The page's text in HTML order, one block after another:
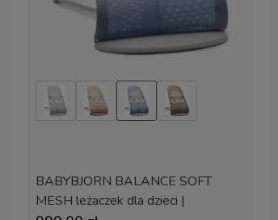
BABYBJORN BALANCE SOFT
MESH leżaczek dla dzieci |